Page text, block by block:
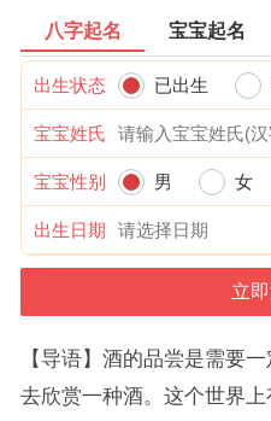
八字起名 宝宝起名
出生状态 已出生
宝宝姓氏
宝宝性别 男 女
出生日期
【导语】酒的品尝是需要
去欣赏一种酒。这个世界